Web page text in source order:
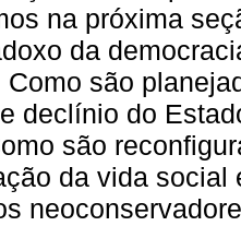
na próxima
da
Como são
declínio do
são
da vida